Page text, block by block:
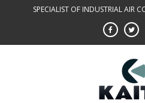
SPECIALIST OF INDUSTRIAL AIR